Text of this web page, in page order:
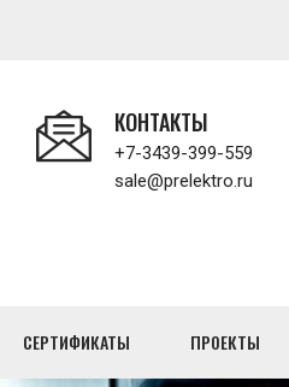
КОНТАКТЫ
+7-3439-399-559
sale@prelektro.ru
СЕРТИФИКАТЫ ПРОЕКТЫ